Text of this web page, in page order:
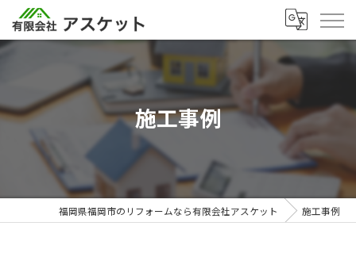
施工事例
福岡県福岡市のリフォームなら有限会社アスケット 施工事例